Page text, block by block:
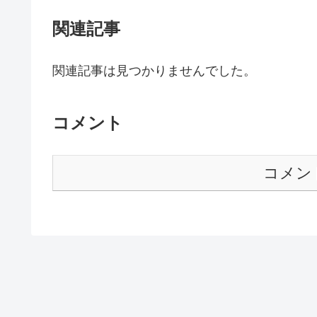
関連記事
関連記事は見つかりませんでした。
コメント
コメン